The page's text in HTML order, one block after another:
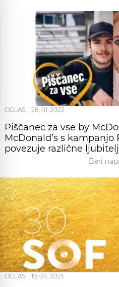
OGLASI 28. 01. 2022
Piščanec za vse by
McDonald’s s kampanjo
povezuje različne
Beri
OGLASI | 19. 04. 2021